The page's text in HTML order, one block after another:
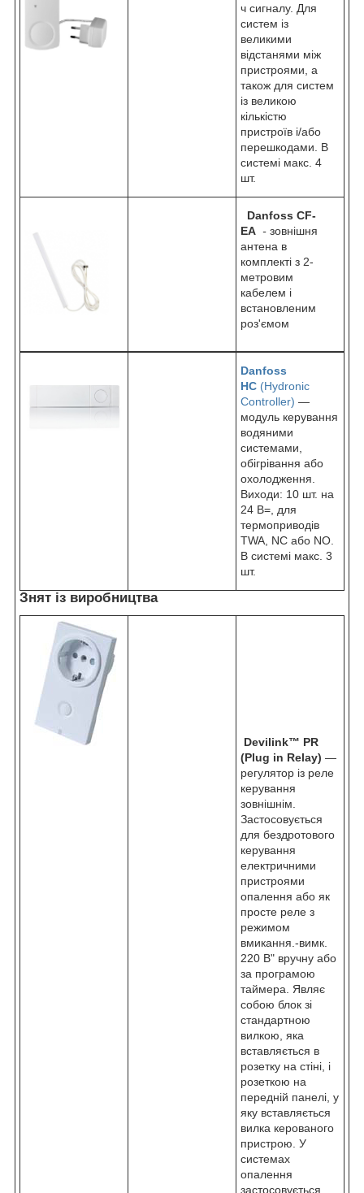
ч сигналу. Для
систем із
великими
відстанями між
пристроями, а
також для систем
із великою
кількістю
пристроїв і/або
перешкодами. В
системі макс. 4
шт.
Danfoss CF-
ЕА - зовнішня
антена в
комплекті з 2-
метровим
кабелем і
встановленим
роз'ємом
Danfoss
HC (Hydronic
Controller) —
модуль керування
водяними
системами,
обігрівання або
охолодження.
Виходи: 10 шт. на
24 В=, для
термоприводів
TWA, NC або NO.
В системі макс. 3
шт.
Знят із виробництва
Devilink™ PR
(Plug in Relay) —
регулятор із реле
керування
зовнішнім.
Застосовується
для бездротового
керування
електричними
пристроями
опалення або як
просте реле з
режимом
вмикання.-вимк.
220 В" вручну або
за програмою
таймера. Являє
собою блок зі
стандартною
вилкою, яка
вставляється в
розетку на стіні, і
розеткою на
передній панелі, у
яку вставляється
вилка керованого
пристрою. У
системах
опалення
застосовується